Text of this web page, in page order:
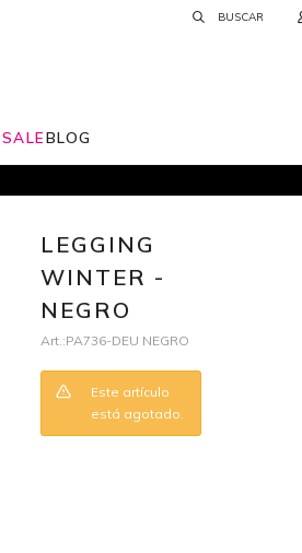
SALEBLOG
LEGGING
WINTER -
NEGRO
PA736-DEU NEGRO
Este artículo
está agotado.